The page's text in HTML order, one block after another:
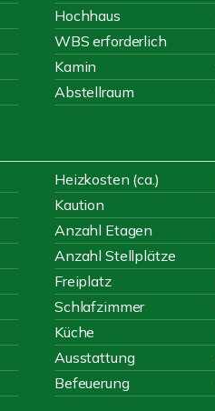
Hochhaus
WBS erforderlich
Kamin
Abstellraum
Heizkosten (ca.)
Kaution
Anzahl Etagen
Anzahl Stellplätze
Freiplatz
Schlafzimmer
Küche
Ausstattung
Befeuerung